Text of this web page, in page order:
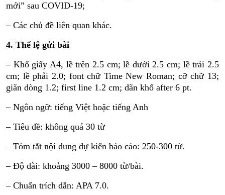
mới” sau COVID-19;
– Các chủ đề liên quan khác.
4. Thể lệ gửi bài
– Khổ giấy A4, lề trên 2.5 cm; lề dưới 2.5 cm; lề trái 2.5
cm; lề phải 2.0; font chữ Time New Roman; cỡ chữ 13;
giãn dòng 1.2; first line 1.2 cm; dãn khổ after 6 pt.
– Ngôn ngữ: tiếng Việt hoặc tiếng Anh
– Tiêu đề: không quá 30 từ
– Tóm tắt nội dung dự kiến báo cáo: 250-300 từ.
– Độ dài: khoảng 3000 – 8000 từ/bài.
– Chuẩn trích dẫn: APA 7.0.